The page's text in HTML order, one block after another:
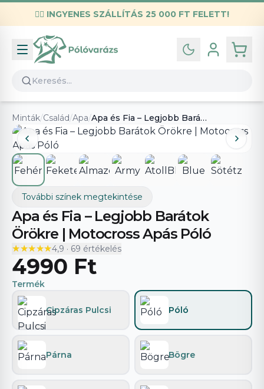
✌🏼 INGYENES SZÁLLÍTÁS 25 000 FT FELETT!
Infó
Kapcsolat
GYIK
Általános szerződési feltételek
Adatvédelmi nyilatkozat
Minták/Család/Apa/ Apa és Fia – Legjobb Barátok Örökre | Motocross Apás Póló
További színek megtekintése
Apa és Fia – Legjobb Barátok
Örökre | Motocross Apás Póló
★★★★★
★★★★★4,9 · 69 értékelés
4990 Ft
Termék
Cipzáras Pulcsi Póló
Párna Bögre